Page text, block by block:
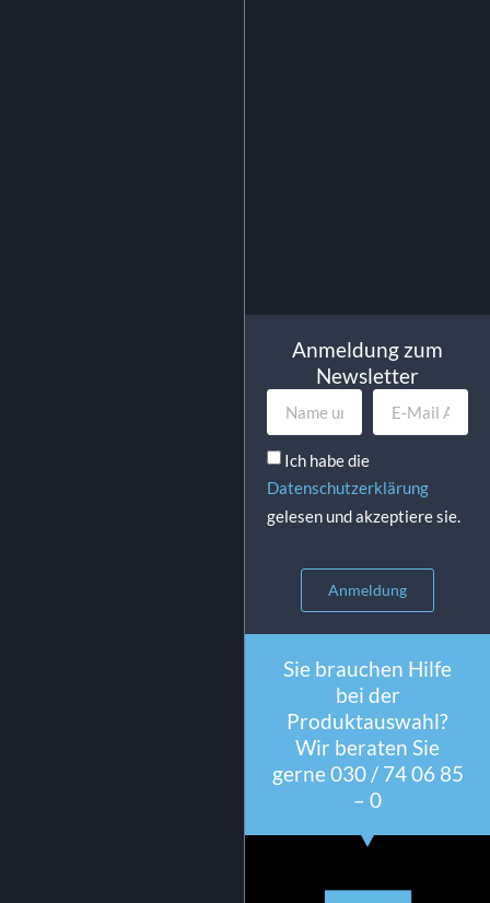
Anmeldung zum
Newsletter
Ich habe die
Datenschutzerklärung
gelesen und akzeptiere sie.
Anmeldung
Sie brauchen Hilfe
bei der
Produktauswahl?
Wir beraten Sie
gerne 030 / 74 06 85
– 0